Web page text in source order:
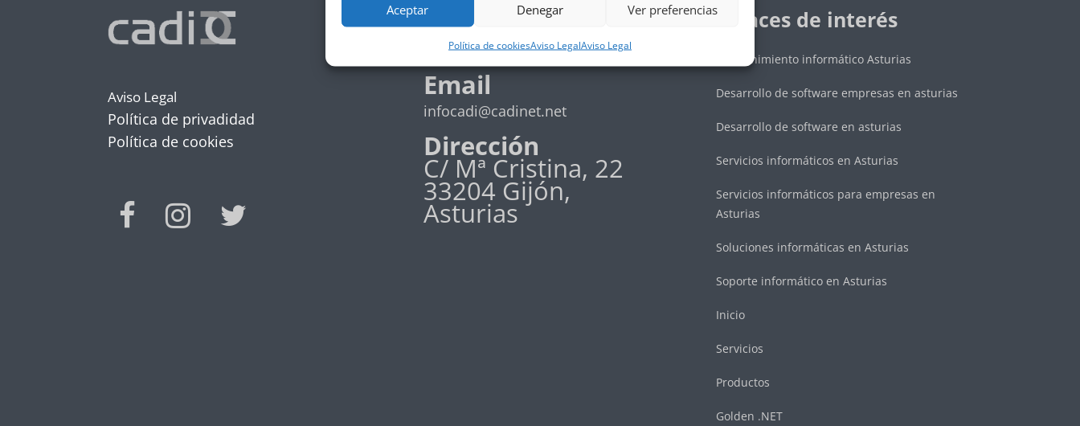
Aceptar Denegar Ver preferencias
Política de cookiesAviso LegalAviso Legal
Aviso Legal
Política de privadidad
Política de cookies
Teléfono
+34 985 19 58 42
Email
infocadi@cadinet.net
Dirección
C/ Mª Cristina, 22
33204 Gijón,
Asturias
Enlaces de interés
Mantenimiento informático Asturias
Desarrollo de software empresas en asturias
Desarrollo de software en asturias
Servicios informáticos en Asturias
Servicios informáticos para empresas en
Asturias
Soluciones informáticas en Asturias
Soporte informático en Asturias
Inicio
Servicios
Productos
Golden .NET